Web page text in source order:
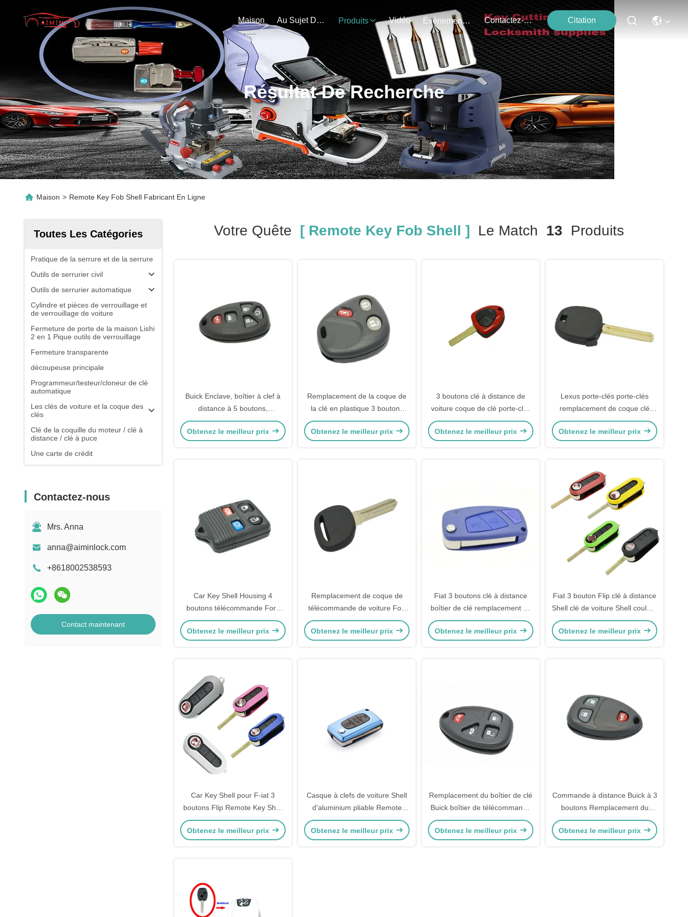
Maison Au Sujet De Nous Produits Vidéo Événements Contactez-Nous Citation
Résultat De Recherche
Maison > Remote Key Fob Shell Fabricant En Ligne
Toutes Les Catégories
Pratique de la serrure et de la serrure
Outils de serrurier civil
Outils de serrurier automatique
Cylindre et pièces de verrouillage et
de verrouillage de voiture
Fermeture de porte de la maison Lishi
2 en 1 Pique outils de verrouillage
Fermeture transparente
découpeuse principale
Programmeur/testeur/cloneur de clé
automatique
Les clés de voiture et la coque des
clés
Clé de la coquille du moteur / clé à
distance / clé à puce
Une carte de crédit
Contactez-nous
Mrs. Anna
anna@aiminlock.com
+8618002538593
Contact maintenant
Votre Quête [ Remote Key Fob Shell ] Le Match 13 Produits
Buick Enclave, boîtier à clef à
distance à 5 boutons,
remplacement du porte-clés.
Obtenez le meilleur prix
Remplacement de la coque de
la clé en plastique 3 boutons
Remplacement de la coque du
porte-clés Buick
Obtenez le meilleur prix
3 boutons clé à distance de
voiture coque de clé porte-clés
clé de remplacement boîte à clé
à distance Ferrari coque de clé
Obtenez le meilleur prix
Lexus porte-clés porte-clés
remplacement de coque clé
légère à distance coque lame
noire boîtier de transpondeur 40
Obtenez le meilleur prix
Car Key Shell Housing 4
boutons télécommande Ford
porte-clés de remplacement
Obtenez le meilleur prix
Remplacement de coque de
télécommande de voiture Fob
clé de télécommande de voiture
Transponder boîtier de clé
Obtenez le meilleur prix
Fiat 3 boutons clé à distance
boîtier de clé remplacement de
la coque de clé avec boîtier de
clé 40g
Obtenez le meilleur prix
Fiat 3 bouton Flip clé à distance
Shell clé de voiture Shell couleur
option
Obtenez le meilleur prix
Car Key Shell pour F-iat 3
boutons Flip Remote Key Shell
Options de couleur
personnalisables
Obtenez le meilleur prix
Casque à clefs de voiture Shell
d'aluminium pliable Remote
Shell pour Peugeot bleu
Peugeot Key Shell
Obtenez le meilleur prix
Remplacement du boîtier de clé
Buick boîtier de télécommande
à 4 boutons
Obtenez le meilleur prix
Commande à distance Buick à 3
boutons Remplacement du
boîtier de clé
Obtenez le meilleur prix